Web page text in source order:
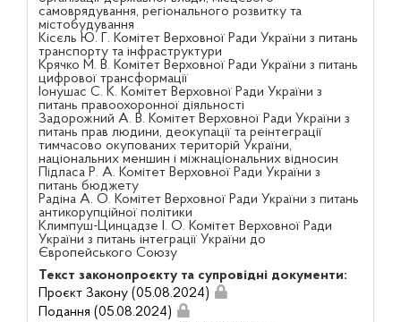
самоврядування, регіонального розвитку та
містобудування
Кісєль Ю. Г. Комітет Верховної Ради України з питань
транспорту та інфраструктури
Крячко М. В. Комітет Верховної Ради України з питань
цифрової трансформації
Іонушас С. К. Комітет Верховної Ради України з
питань правоохоронної діяльності
Задорожний А. В. Комітет Верховної Ради України з
питань прав людини, деокупації та реінтеграції
тимчасово окупованих територій України,
національних меншин і міжнаціональних відносин
Підласа Р. А. Комітет Верховної Ради України з
питань бюджету
Радіна А. О. Комітет Верховної Ради України з питань
антикорупційної політики
Климпуш-Цинцадзе І. О. Комітет Верховної Ради
України з питань інтеграції України до
Європейського Союзу
Текст законопроєкту та супровідні документи:
Проєкт Закону (05.08.2024)
Подання (05.08.2024)